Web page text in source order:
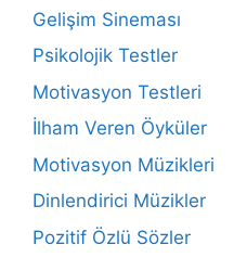
Gelişim Sineması
Psikolojik Testler
Motivasyon Testleri
İlham Veren Öyküler
Motivasyon Müzikleri
Dinlendirici Müzikler
Pozitif Özlü Sözler